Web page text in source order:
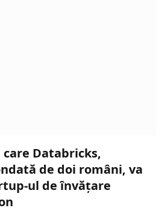
Databricks,
de doi români, va
ul de învățare